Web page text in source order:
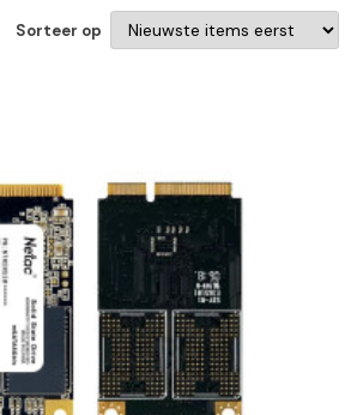
Sorteer op